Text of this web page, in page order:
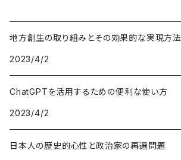
地方創生の取り組みとその効果的な実現方法
2023/4/2
ChatGPTを活用するための便利な使い方
2023/4/2
日本人の歴史的心性と政治家の再選問題